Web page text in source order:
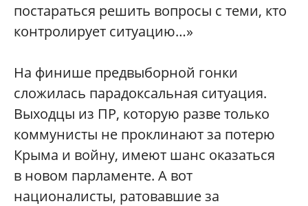
постараться решить вопросы с теми, кто
контролирует ситуацию…»
На финише предвыборной гонки
сложилась парадоксальная ситуация.
Выходцы из ПР, которую разве только
коммунисты не проклинают за потерю
Крыма и войну, имеют шанс оказаться
в новом парламенте. А вот
националисты, ратовавшие за